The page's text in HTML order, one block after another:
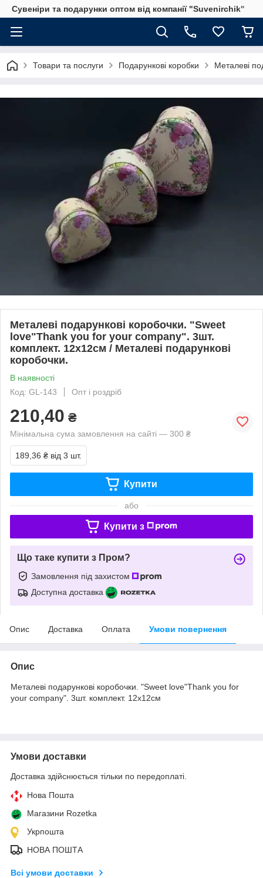
Сувеніри та подарунки оптом від компанії "Suvenirchik"
Товари та послуги Подарункові коробки Металеві
Металеві подарункові коробочки. "Sweet
love"Thank you for your company". 3шт.
комплект. 12х12см / Металеві подарункові
коробочки.
В наявності
Код: GL-143
Опт і роздріб
210,40 ₴
Мінімальна сума замовлення на сайті — 300 ₴
189,36 ₴ від 3 шт.
Купити
або
Купити з
Що таке купити з Пром?
Замовлення під захистом
Доступна доставка
Опис Доставка Оплата Умови повернення
Опис
Металеві подарункові коробочки. "Sweet love"Thank you for
your company". 3шт. комплект. 12х12см
Умови доставки
Доставка здійснюється тільки по передоплаті.
Нова Пошта
Магазини Rozetka
Укрпошта
НОВА ПОШТА
Всі умови доставки